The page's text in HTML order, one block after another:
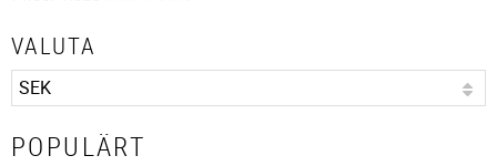
VALUTA
POPULÄRT